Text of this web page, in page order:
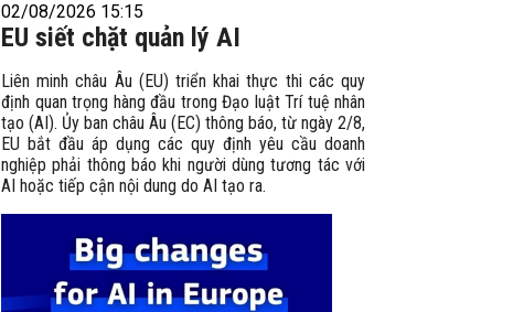
02/08/2026 15:15
EU siết chặt quản lý AI
Liên minh châu Âu (EU) triển khai thực thi các quy
định quan trọng hàng đầu trong Đạo luật Trí tuệ nhân
tạo (AI). Ủy ban châu Âu (EC) thông báo, từ ngày 2/8,
EU bắt đầu áp dụng các quy định yêu cầu doanh
nghiệp phải thông báo khi người dùng tương tác với
AI hoặc tiếp cận nội dung do AI tạo ra.